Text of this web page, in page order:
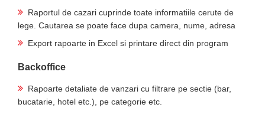
Raportul de cazari cuprinde toate informatiile cerute de
lege. Cautarea se poate face dupa camera, nume, adresa
Export rapoarte in Excel si printare direct din program
Backoffice
Rapoarte detaliate de vanzari cu filtrare pe sectie (bar,
bucatarie, hotel etc.), pe categorie etc.